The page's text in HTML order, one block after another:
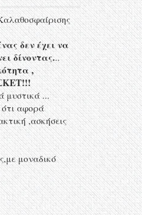
δεν έχει να
δίνοντας...
,
μυστικά ...
ότι αφορά
,ασκήσεις
μοναδικό